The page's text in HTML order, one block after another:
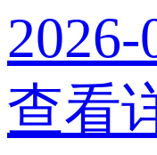
2026-
查看